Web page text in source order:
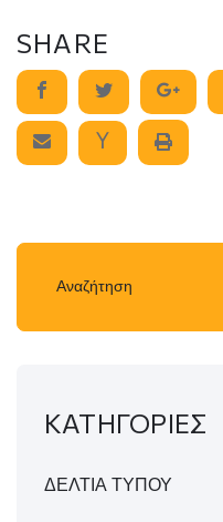
SHARE
ΚΑΤΗΓΟΡΙΕΣ
ΔΕΛΤΙΑ ΤΥΠΟΥ